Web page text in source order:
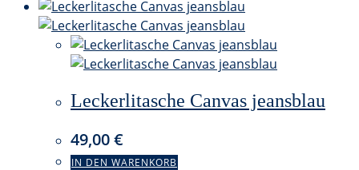
Leckerlitasche Canvas jeansblau
49,00€
IN DEN WARENKORB